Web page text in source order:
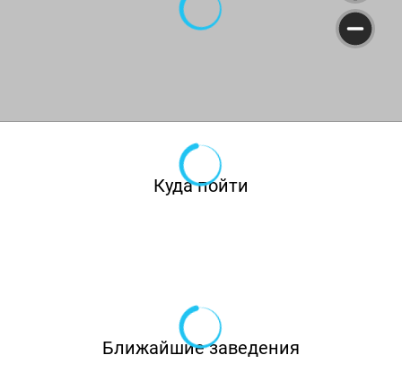
Куда пойти
Ближайшие заведения